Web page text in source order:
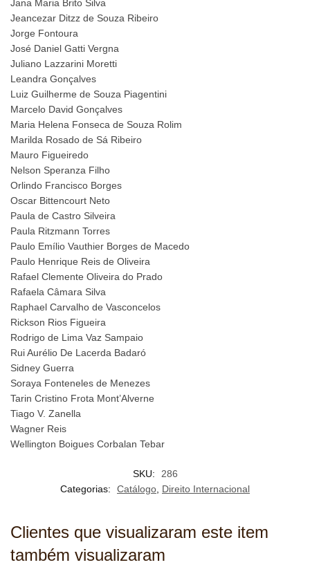
Jana Maria Brito Silva
Jeancezar Ditzz de Souza Ribeiro
Jorge Fontoura
José Daniel Gatti Vergna
Juliano Lazzarini Moretti
Leandra Gonçalves
Luiz Guilherme de Souza Piagentini
Marcelo David Gonçalves
Maria Helena Fonseca de Souza Rolim
Marilda Rosado de Sá Ribeiro
Mauro Figueiredo
Nelson Speranza Filho
Orlindo Francisco Borges
Oscar Bittencourt Neto
Paula de Castro Silveira
Paula Ritzmann Torres
Paulo Emílio Vauthier Borges de Macedo
Paulo Henrique Reis de Oliveira
Rafael Clemente Oliveira do Prado
Rafaela Câmara Silva
Raphael Carvalho de Vasconcelos
Rickson Rios Figueira
Rodrigo de Lima Vaz Sampaio
Rui Aurélio De Lacerda Badaró
Sidney Guerra
Soraya Fonteneles de Menezes
Tarin Cristino Frota Mont’Alverne
Tiago V. Zanella
Wagner Reis
Wellington Boigues Corbalan Tebar
SKU:
286
Categorias:
Catálogo, Direito Internacional
Clientes que visualizaram este item
também visualizaram